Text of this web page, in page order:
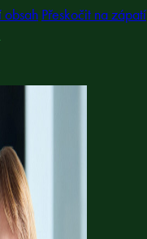
obsah Přeskočit na zápatí